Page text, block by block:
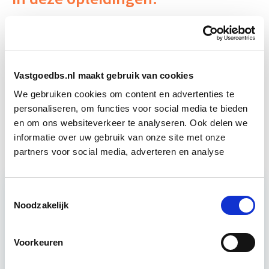
Vastgoedbs.nl maakt gebruik van cookies
We gebruiken cookies om content en advertenties te
personaliseren, om functies voor social media te bieden
en om ons websiteverkeer te analyseren. Ook delen we
informatie over uw gebruik van onze site met onze
partners voor social media, adverteren en analyse
Noodzakelijk
Voorkeuren
Start do
Vastgoedbeheer
Vastgoedmarkt & Trends Start wo 30 sep
Business Case voor Vastgoed- &